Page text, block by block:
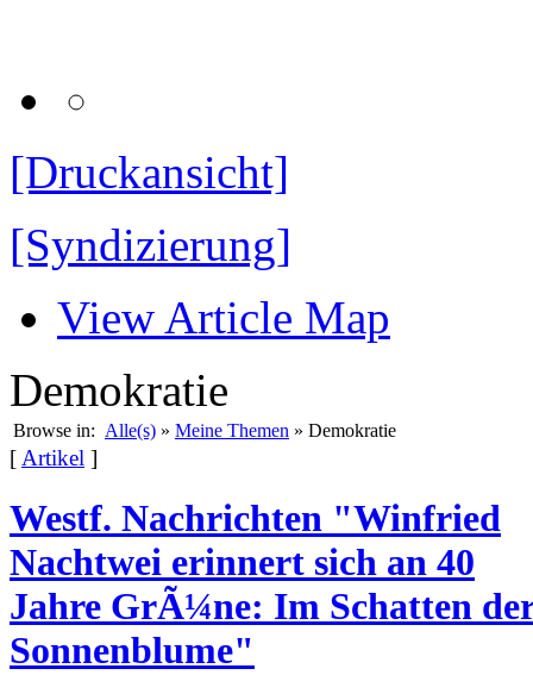
[Druckansicht]
[Syndizierung]
View Article Map
Demokratie
Browse in: Alle(s) » Meine Themen » Demokratie
[ Artikel ]
Westf. Nachrichten "Winfried
Nachtwei erinnert sich an 40
Jahre GrÃ¼ne: Im Schatten
Sonnenblume"